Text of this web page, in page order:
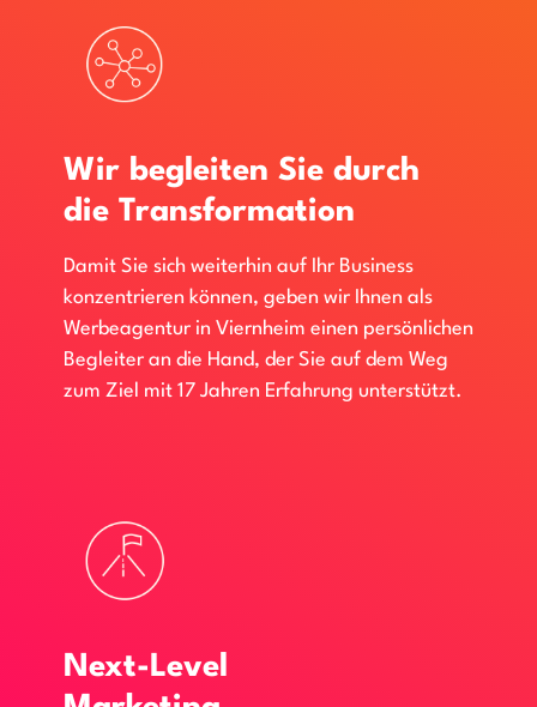
Wir begleiten Sie durch
die Transformation
Damit Sie sich weiterhin auf Ihr Business
konzentrieren können, geben wir Ihnen als
Werbeagentur in Viernheim einen persönlichen
Begleiter an die Hand, der Sie auf dem Weg
zum Ziel mit 17 Jahren Erfahrung unterstützt.
Next-Level